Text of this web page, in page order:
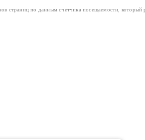
страниц по данным счетчика посещаемости, который